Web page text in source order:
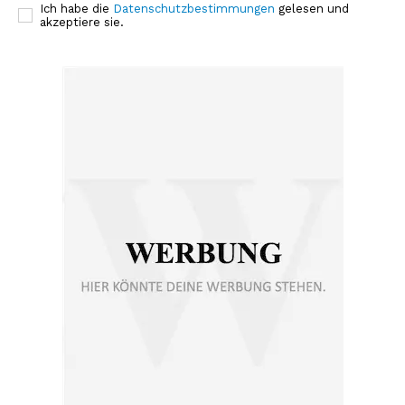
Ich habe die Datenschutzbestimmungen gelesen und
akzeptiere sie.